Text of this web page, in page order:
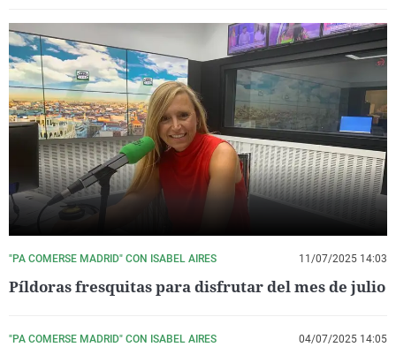
"PA COMERSE MADRID" CON ISABEL AIRES 11/07/2025 14:03
Píldoras fresquitas para disfrutar del mes de julio
"PA COMERSE MADRID" CON ISABEL AIRES 04/07/2025 14:05